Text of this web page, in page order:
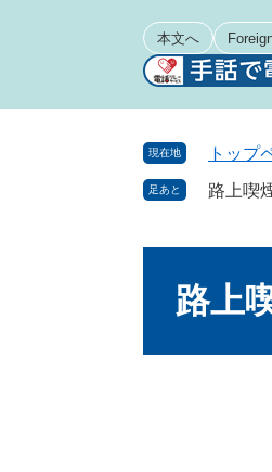
本文へ
現在地 トップ
足あと 路上喫
路上